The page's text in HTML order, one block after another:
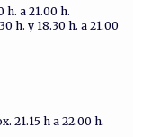
h. a 21.00 h.
h. y 18.30 h. a 21.00
21.15 h a 22.00 h.